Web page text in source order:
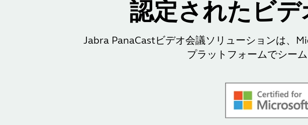
認定されたビ
Jabra PanaCastビデオ会議ソリューションは、
プラットフォームでシー